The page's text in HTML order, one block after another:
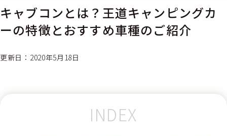
キャブコンとは？王道キャンピングカ
ーの特徴とおすすめ車種のご紹介
更新日：2020年5月18日